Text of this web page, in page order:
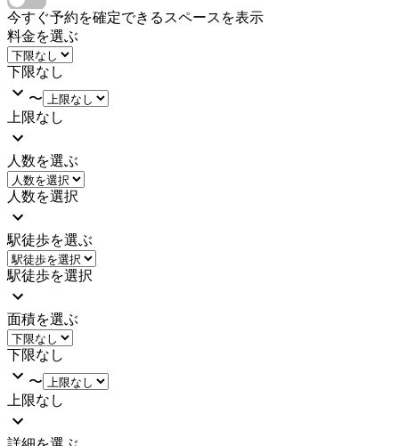
今すぐ予約を確定できるスペースを表示
料金を選ぶ
下限なし
〜
上限なし
人数を選ぶ
人数を選択
駅徒歩を選ぶ
駅徒歩を選択
面積を選ぶ
下限なし
〜
上限なし